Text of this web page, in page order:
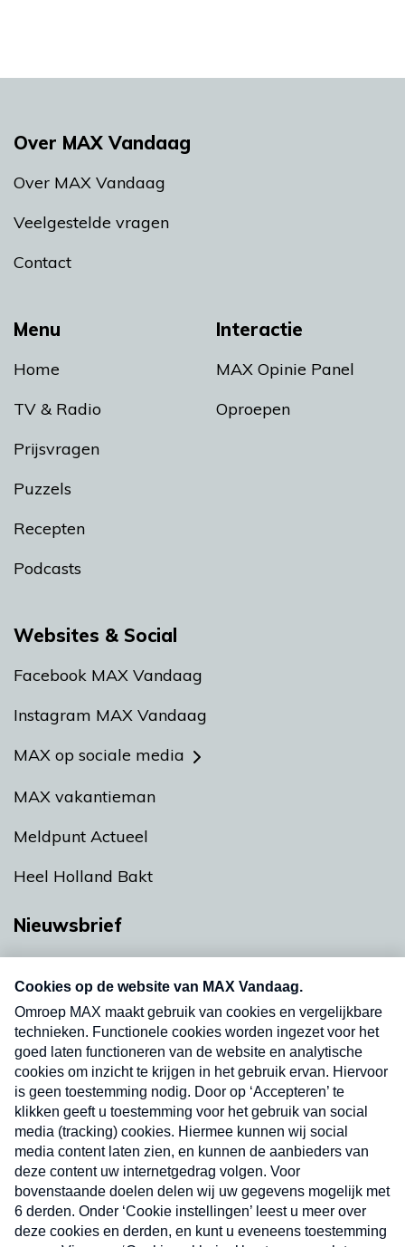
Menu
Home
TV & Radio
Prijsvragen
Puzzels
Recepten
Podcasts
Interactie
MAX Opinie Panel
Oproepen
Over MAX Vandaag
Over MAX Vandaag
Veelgestelde vragen
Contact
Websites & Social
Facebook MAX Vandaag
Instagram MAX Vandaag
MAX op sociale media
MAX vakantieman
Meldpunt Actueel
Heel Holland Bakt
Nieuwsbrief
nieuwsbrief. Elke vrijdag- en dinsdagochtend in
uw mailbox.
Verzend
Nieuwsbrief